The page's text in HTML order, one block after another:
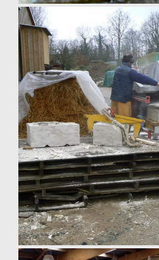
Joints à la chaux en